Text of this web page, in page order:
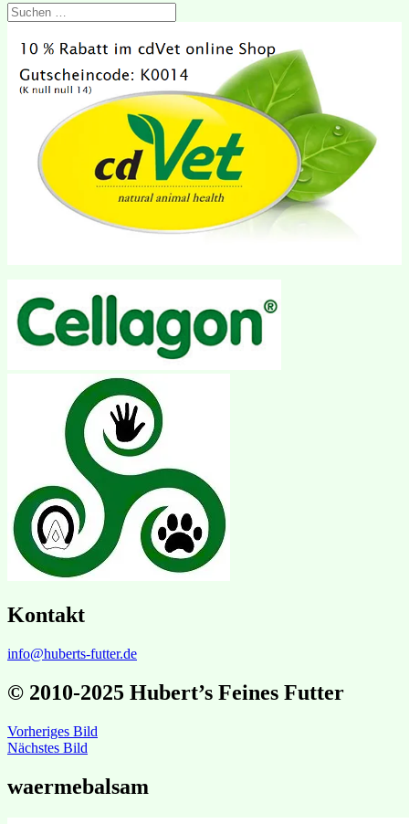
Suchen
nach:
Kontakt
info@huberts-futter.de
© 2010-2025 Hubert’s Feines Futter
Vorheriges Bild
Nächstes Bild
waermebalsam